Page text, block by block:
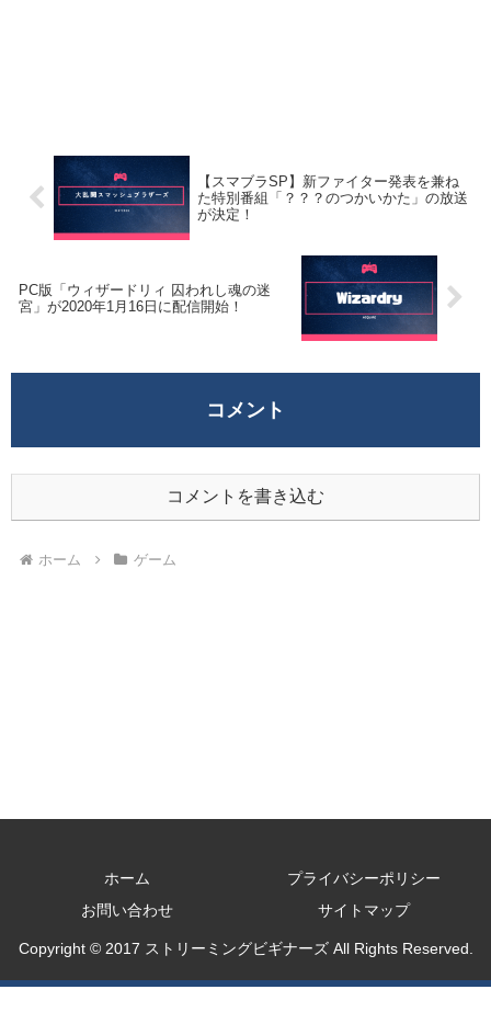
【スマブラSP】新ファイター発表を兼ね
た特別番組「？？？のつかいかた」の放送
が決定！
PC版「ウィザードリィ 囚われし魂の迷
宮」が2020年1月16日に配信開始！
コメント
コメントを書き込む
ホーム ゲーム
ホーム
プライバシーポリシー
お問い合わせ
サイトマップ
Copyright © 2017 ストリーミングビギナーズ All Rights Reserved.